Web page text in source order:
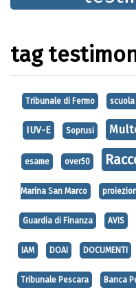
tag
Tribunale di Fermo scuola
IUV-E Soprusi
esame over50
Marina San Marco
Guardia di Finanza AVIS
IAM DOAI DOCUMENTI
Tribunale Pescara Banca